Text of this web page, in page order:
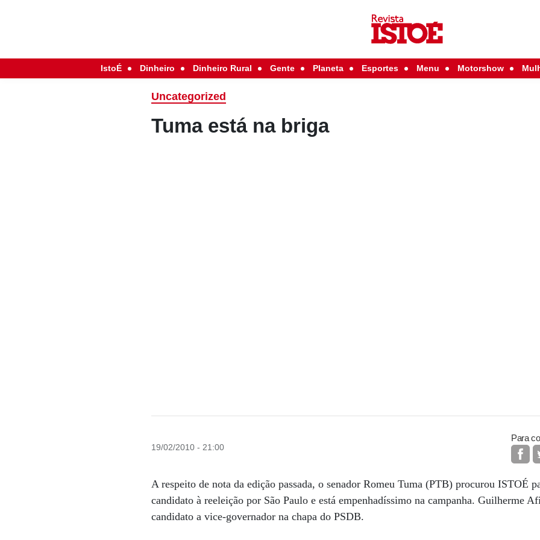
IstoÉ Dinheiro Dinheiro Rural Gente Planeta Esportes Menu Motorshow
Uncategorized
Tuma está na briga
19/02/2010 - 21:00
Para
A respeito de nota da edição passada, o senador Romeu Tuma (PTB) procurou ISTOÉ
candidato à reeleição por São Paulo e está empenhadíssimo na campanha. Guilherme
candidato a vice-governador na chapa do PSDB.